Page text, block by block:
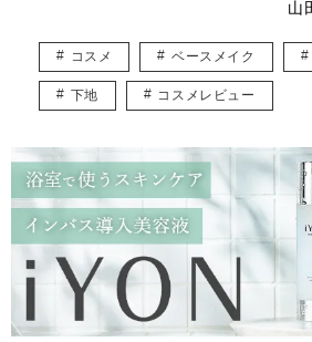
メイク本を出版しており、執筆活動も並行し
少しでも皆様がメイクのお悩みを解消し、笑
頂けるようなテクニックやコスメ情報を分か
多くの方がメイクで笑顔溢れる日々を送って
ブログ: https://ameblo.jp/timnon
山
コスメ ベースメイク
下地 コスメレビュー